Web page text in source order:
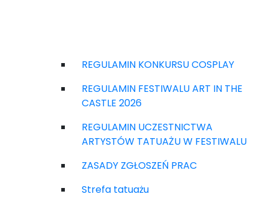
REGULAMIN KONKURSU COSPLAY
REGULAMIN FESTIWALU ART IN THE
CASTLE 2026
REGULAMIN UCZESTNICTWA
ARTYSTÓW TATUAŻU W FESTIWALU
ZASADY ZGŁOSZEŃ PRAC
Strefa tatuażu